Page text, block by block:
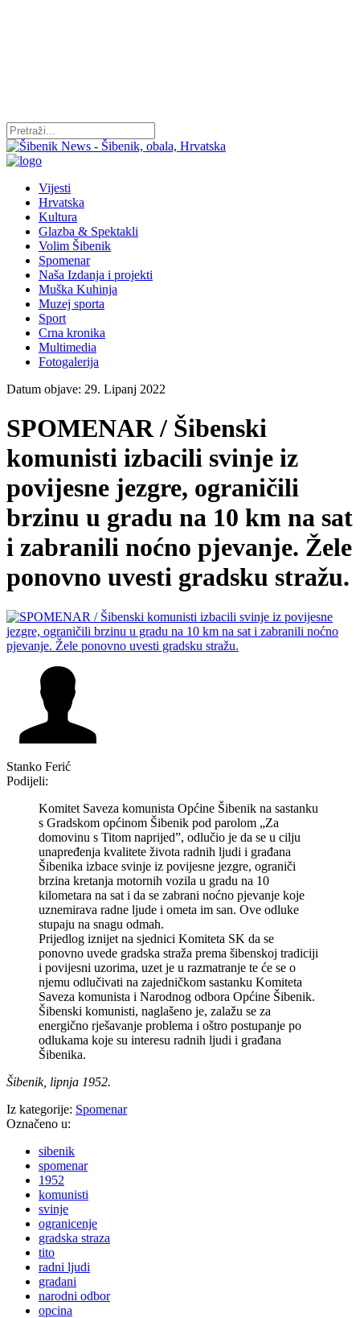
Vijesti
Hrvatska
Kultura
Glazba & Spektakli
Volim Šibenik
Spomenar
Naša Izdanja i projekti
Muška Kuhinja
Muzej sporta
Sport
Crna kronika
Multimedia
Fotogalerija
Datum objave: 29. Lipanj 2022
SPOMENAR / Šibenski
komunisti izbacili svinje iz
povijesne jezgre, ograničili
brzinu u gradu na 10 km na sat
i zabranili noćno pjevanje. Žele
ponovno uvesti gradsku stražu.
Stanko Ferić
Podijeli:
Komitet Saveza komunista Općine Šibenik na sastanku
s Gradskom općinom Šibenik pod parolom „Za
domovinu s Titom naprijed”, odlučio je da se u cilju
unapređenja kvalitete života radnih ljudi i građana
Šibenika izbace svinje iz povijesne jezgre, ograniči
brzina kretanja motornih vozila u gradu na 10
kilometara na sat i da se zabrani noćno pjevanje koje
uznemirava radne ljude i ometa im san. Ove odluke
stupaju na snagu odmah.
Prijedlog iznijet na sjednici Komiteta SK da se
ponovno uvede gradska straža prema šibenskoj tradiciji
i povijesni uzorima, uzet je u razmatranje te će se o
njemu odlučivati na zajedničkom sastanku Komiteta
Saveza komunista i Narodnog odbora Općine Šibenik.
Šibenski komunisti, naglašeno je, zalažu se za
energično rješavanje problema i oštro postupanje po
odlukama koje su interesu radnih ljudi i građana
Šibenika.
Šibenik, lipnja 1952.
Iz kategorije: Spomenar
Označeno u:
sibenik
spomenar
1952
komunisti
svinje
ogranicenje
gradska straza
tito
radni ljudi
gradani
narodni odbor
opcina